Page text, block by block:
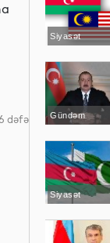
dəfə
Siyasət
Gündəm
Siyasət